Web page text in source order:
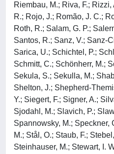
Riembau, M.; Riva, F.;
R.; Rojo, J.; Romão, J. C.;
Roth, R.; Salam, G. P.;
Santos, R.; Sanz, V.; Sanz-
Sarica, U.; Schichtel, P.;
Schmitt, C.; Schönherr, M.;
Sekula, S.; Sekulla, M.;
Shelton, J.; Shepherd-
Y.; Siegert, F.; Signer, A.;
Sjodahl, M.; Slavich, P.;
Spannowsky, M.; Speckner,
M.; Stål, O.; Staub, F.;
Steinhauser, M.; Stewart, I.